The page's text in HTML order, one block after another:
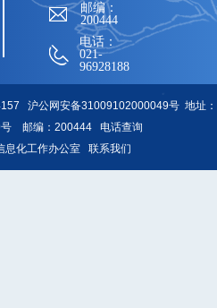
邮编：
200444
电话：
021-
96928188
沪公网安备31009102000049号地址：
号 邮编：200444 电话查询
息化工作办公室 联系我们